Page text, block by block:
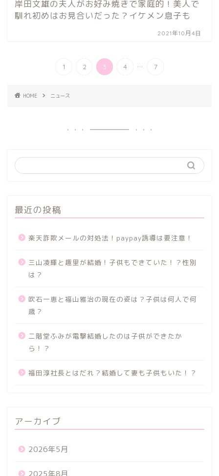
岸田文雄の夫人がお好み焼きで家庭的！美人で
馴れ初めはお見合いだった？イケメン息子も
2021年10月4日
1 2 3 4 ... 7
HOME ニュース
最近の投稿
楽天詐欺メールの対処法！paypay誘導は要注意！
三山凌輝と趣里が結婚！子供もできていた！？性別
は？
吹石一恵と福山雅治の現在の姿は？子供は何人で何
歳？
二階堂ふみが電撃結婚したのは子供ができたか
ら！？
福田淳社長とはだれ？結婚して妻も子供もいた！？
アーカイブ
2026年5月